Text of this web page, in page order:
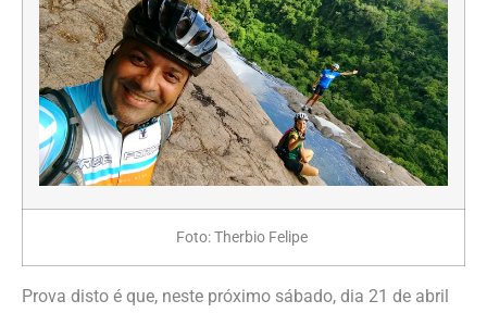
Foto: Therbio Felipe
Prova disto é que, neste próximo sábado, dia 21 de abril